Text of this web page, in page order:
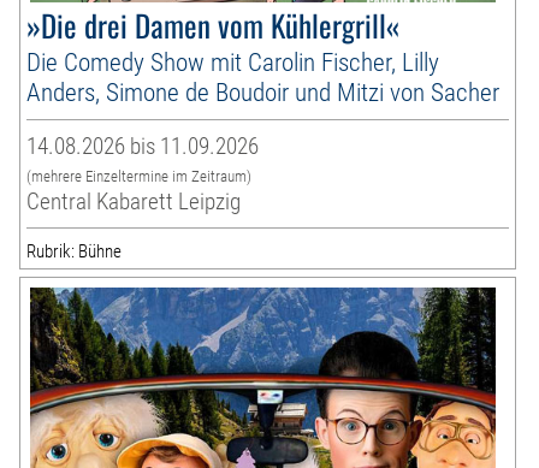
»Die drei Damen vom Kühlergrill«
Die Comedy Show mit Carolin Fischer, Lilly
Anders, Simone de Boudoir und Mitzi von Sacher
14.08.2026 bis 11.09.2026
(mehrere Einzeltermine im Zeitraum)
Central Kabarett Leipzig
Rubrik: Bühne